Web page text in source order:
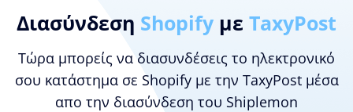
Διασύνδεση Shopify με TaxyPost
Τώρα μπορείς να διασυνδέσεις το ηλεκτρονικό
σου κατάστημα σε Shopify με την TaxyPost μέσα
απο την διασύνδεση του Shiplemon